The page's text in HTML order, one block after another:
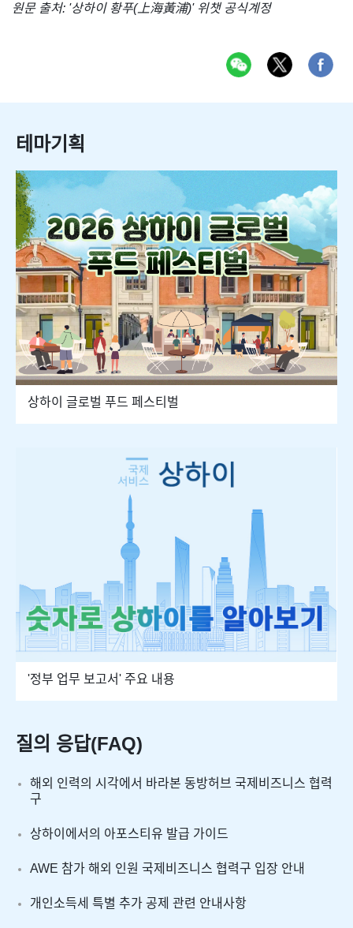
원문 출처: '상하이 황푸(上海黃浦)' 위챗 공식계정
테마기획
상하이 글로벌 푸드 페스티벌
'정부 업무 보고서' 주요 내용
질의 응답(FAQ)
해외 인력의 시각에서 바라본 동방허브 국제비즈니스 협력
구
상하이에서의 아포스티유 발급 가이드
AWE 참가 해외 인원 국제비즈니스 협력구 입장 안내
개인소득세 특별 추가 공제 관련 안내사항